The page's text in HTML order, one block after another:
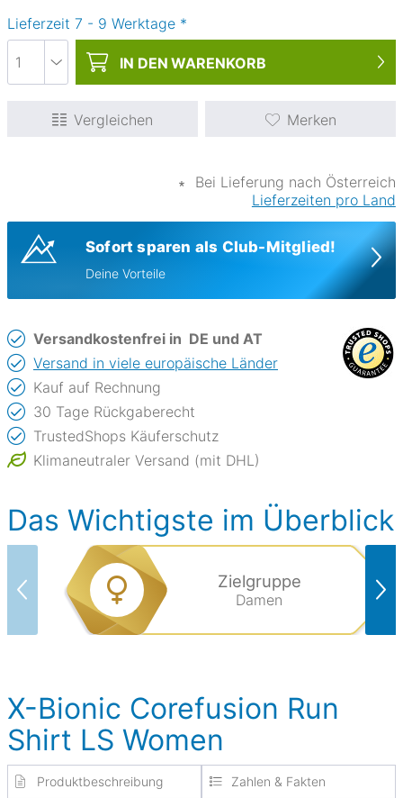
Lieferzeit 7 - 9 Werktage *
IN DEN WARENKORB
Vergleichen Merken
∗
Bei Lieferung nach Österreich
Lieferzeiten pro Land
Sofort sparen als Club-Mitglied!
Deine Vorteile
Versandkostenfrei in DE und AT
Versand in viele europäische Länder
Kauf auf Rechnung
30 Tage Rückgaberecht
TrustedShops Käuferschutz
Klimaneutraler Versand (mit DHL)
Das Wichtigste im Überblick
Zielgruppe
Damen
X-Bionic Corefusion Run
Shirt LS Women
Produktbeschreibung Zahlen & Fakten